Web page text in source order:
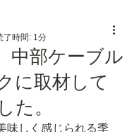
中部ケーブル
に取材して
た。
了時間: 1分